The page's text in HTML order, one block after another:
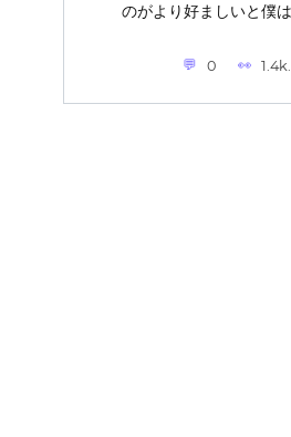
のがより好ましいと僕
0 1.4k.